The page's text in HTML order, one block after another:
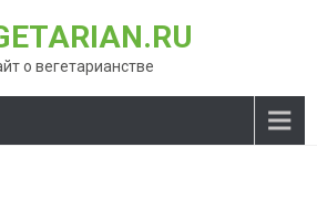
о вегетарианстве